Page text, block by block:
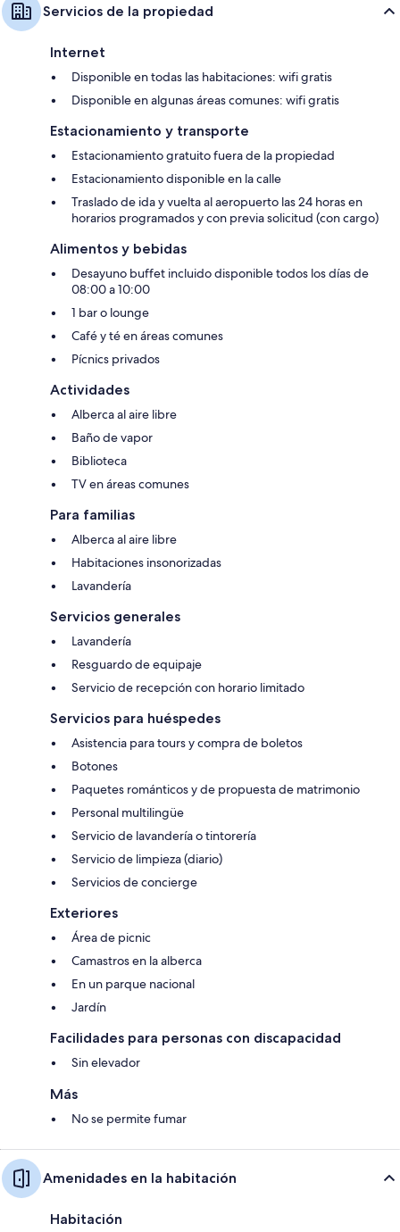
Servicios de la propiedad
Internet
Disponible en todas las habitaciones: wifi gratis
Disponible en algunas áreas comunes: wifi gratis
Estacionamiento y transporte
Estacionamiento gratuito fuera de la propiedad
Estacionamiento disponible en la calle
Traslado de ida y vuelta al aeropuerto las 24 horas en
horarios programados y con previa solicitud (con cargo)
Alimentos y bebidas
Desayuno buffet incluido disponible todos los días de
08:00 a 10:00
1 bar o lounge
Café y té en áreas comunes
Pícnics privados
Actividades
Alberca al aire libre
Baño de vapor
Biblioteca
TV en áreas comunes
Para familias
Alberca al aire libre
Habitaciones insonorizadas
Lavandería
Servicios generales
Lavandería
Resguardo de equipaje
Servicio de recepción con horario limitado
Servicios para huéspedes
Asistencia para tours y compra de boletos
Botones
Paquetes románticos y de propuesta de matrimonio
Personal multilingüe
Servicio de lavandería o tintorería
Servicio de limpieza (diario)
Servicios de concierge
Exteriores
Área de picnic
Camastros en la alberca
En un parque nacional
Jardín
Facilidades para personas con discapacidad
Sin elevador
Más
No se permite fumar
Amenidades en la habitación
Habitación